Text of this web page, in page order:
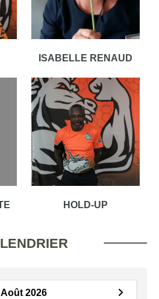
ISABELLE RENAUD
HOLD-UP
Août 2026